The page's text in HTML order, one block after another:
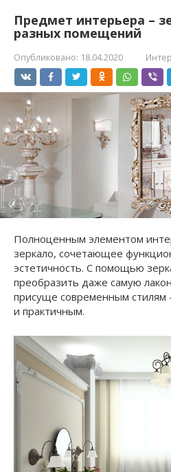
Предмет интерьера –
разных помещений
Опубликовано: 18.04.2020
Полноценным элементом
зеркало, сочетающее
эстетичность. С помощью
преобразить даже самую
присуще современным
и практичным.